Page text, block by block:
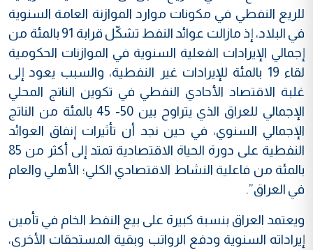
للريع النفطي في مكونات موارد الموازنة العامة السنوية
في البلاد، إذ مازالت عوائد النفط تشكّل قرابة 91 بالمئة من
إجمالي الإيرادات الفعلية السنوية في الموازنات الحكومية
لقاء 19 بالمئة للإيرادات غير النفطية، والسبب يعود إلى
غلبة الاقتصاد الأحادي النفطي في تكوين الناتج المحلي
الإجمالي للعراق الذي يتراوح بين 50- 45 بالمئة من الناتج
الإجمالي السنوي، في حين نجد أن تأثيرات إنفاق العوائد
النفطية على دورة الحياة الاقتصادية تمتد إلى أكثر من 85
بالمئة من فاعلية النشاط الاقتصادي الكلي؛ الأهلي والعام
في العراق”.
ويعتمد العراق بنسبة كبيرة على بيع النفط الخام في تأمين
إيراداته السنوية ودفع الرواتب وبقية المستحقات الأخرى،